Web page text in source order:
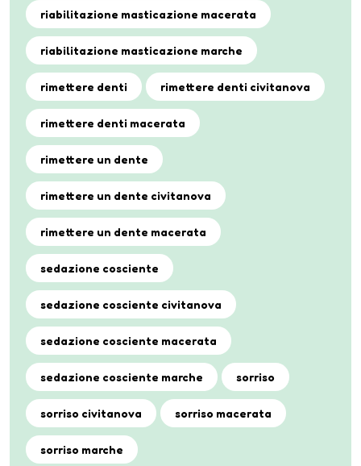
riabilitazione masticazione macerata
riabilitazione masticazione marche
rimettere denti rimettere denti civitanova
rimettere denti macerata
rimettere un dente
rimettere un dente civitanova
rimettere un dente macerata
sedazione cosciente
sedazione cosciente civitanova
sedazione cosciente macerata
sedazione cosciente marche sorriso
sorriso civitanova sorriso macerata
sorriso marche